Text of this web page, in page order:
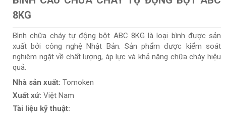
8KG
Bình chữa cháy tự động bột ABC 8KG là loại bình được sản
xuất bởi công nghệ Nhật Bản. Sản phẩm được kiểm soát
nghiêm ngặt về chất lượng, áp lực và khả năng chữa cháy hiệu
quả.
Nhà sản xuất: Tomoken
Xuất xứ: Việt Nam
Tài liệu kỹ thuật: